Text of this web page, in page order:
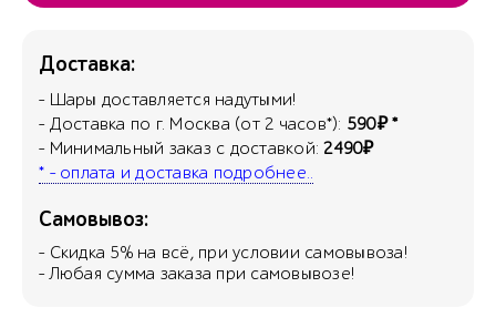
Доставка:
- Шары доставляется надутыми!
- Доставка по г. Москва (от 2 часов*): 590₽ *
- Минимальный заказ с доставкой:2490₽
* - оплата и доставка подробнее..
Самовывоз:
- Скидка 5% на всё, при условии самовывоза!
- Любая сумма заказа при самовывозе!